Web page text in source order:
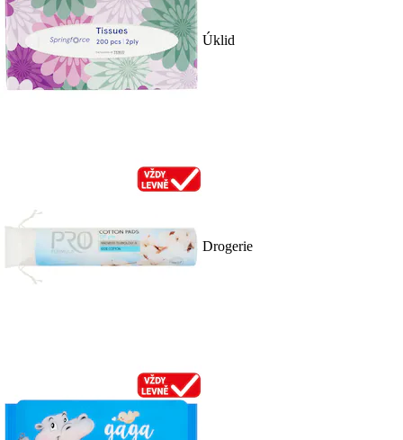
Úklid
Drogerie